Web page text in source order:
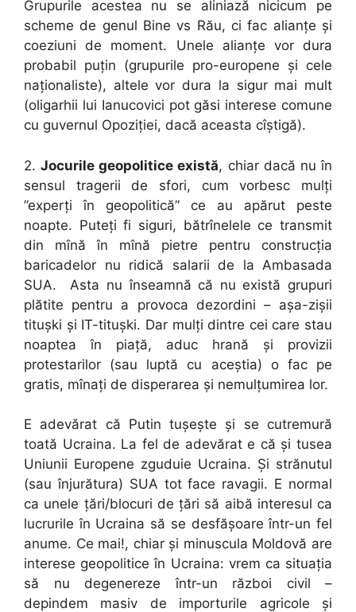
Grupurile acestea nu se aliniază nicicum pe
scheme de genul Bine vs Rău, ci fac alianțe și
coeziuni de moment. Unele alianțe vor dura
probabil puțin (grupurile pro-europene și cele
naționaliste), altele vor dura la sigur mai mult
(oligarhii lui Ianucovici pot găsi interese comune
cu guvernul Opoziției, dacă aceasta cîștigă).
2.Jocurile geopolitice există, chiar dacă nu în
sensul tragerii de sfori, cum vorbesc mulți
”experți în geopolitică” ce au apărut peste
noapte. Puteți fi siguri, bătrînelele ce transmit
din mînă în mînă pietre pentru construcția
baricadelor nu ridică salarii de la Ambasada
SUA. Asta nu înseamnă că nu există grupuri
plătite pentru a provoca dezordini – așa-zișii
titușki și IT-titușki. Dar mulți dintre cei care stau
noaptea în piață, aduc hrană și provizii
protestarilor (sau luptă cu aceștia) o fac pe
gratis, mînați de disperarea și nemulțumirea lor.
E adevărat că Putin tușește și se cutremură
toată Ucraina. La fel de adevărat e că și tusea
Uniunii Europene zguduie Ucraina. Și strănutul
(sau înjurătura) SUA tot face ravagii. E normal
ca unele țări/blocuri de țări să aibă interesul ca
lucrurile în Ucraina să se desfășoare într-un fel
anume. Ce mai!, chiar și minuscula Moldovă are
interese geopolitice în Ucraina: vrem ca situația
să nu degenereze într-un război civil –
depindem masiv de importurile agricole și